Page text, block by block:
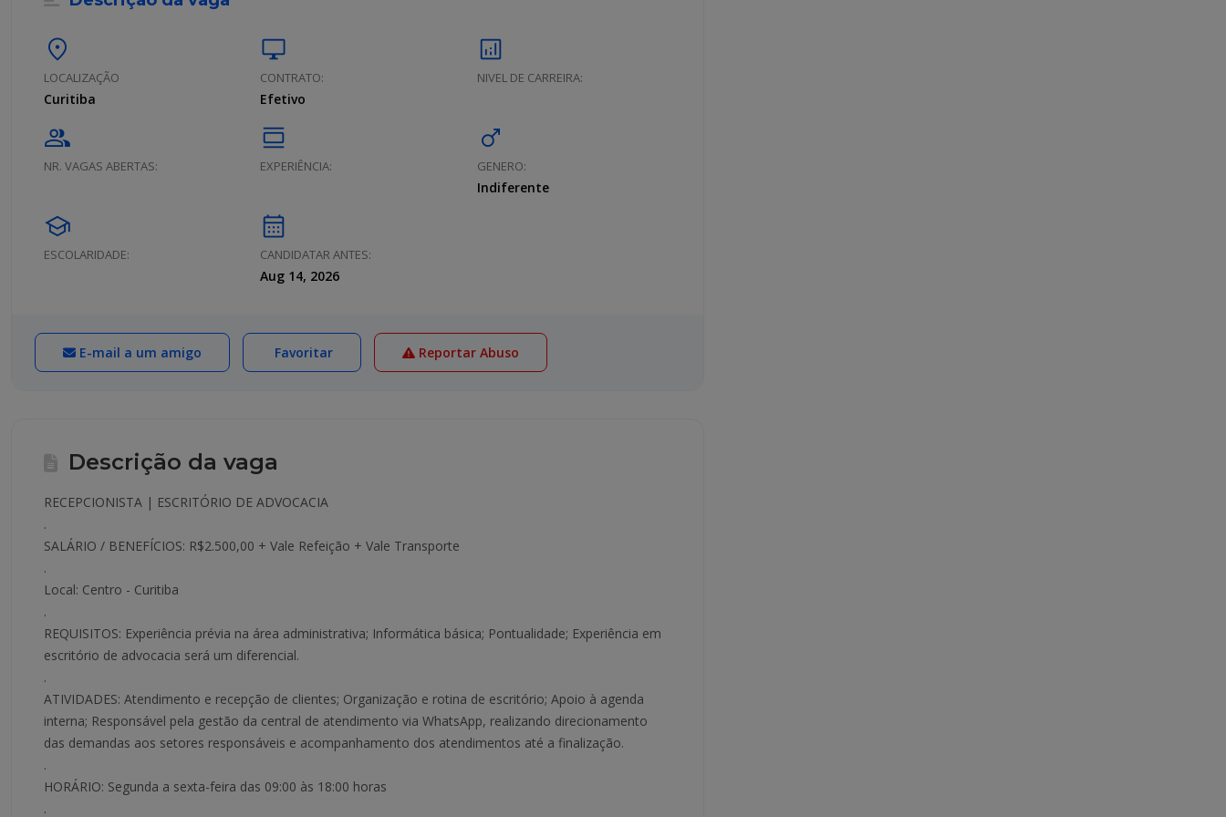
location_on
LOCALIZAÇÃO
Curitiba
desktop_windows
CONTRATO:
Efetivo
analytics
NIVEL DE CARREIRA:
group
NR. VAGAS ABERTAS:
calendar_view_day
EXPERIÊNCIA:
male
GENERO:
Indiferente
school
ESCOLARIDADE:
calendar_month
CANDIDATAR ANTES:
Aug 14, 2026
E-mail a um amigo Favoritar Reportar Abuso
Descrição da vaga
RECEPCIONISTA | ESCRITÓRIO DE ADVOCACIA
.
SALÁRIO / BENEFÍCIOS: R$2.500,00 + Vale Refeição + Vale Transporte
.
Local: Centro - Curitiba
.
REQUISITOS: Experiência prévia na área administrativa; Informática básica; Pontualidade; Experiência em
escritório de advocacia será um diferencial.
.
ATIVIDADES: Atendimento e recepção de clientes; Organização e rotina de escritório; Apoio à agenda
interna; Responsável pela gestão da central de atendimento via WhatsApp, realizando direcionamento
das demandas aos setores responsáveis e acompanhamento dos atendimentos até a finalização.
.
HORÁRIO: Segunda a sexta-feira das 09:00 às 18:00 horas
.